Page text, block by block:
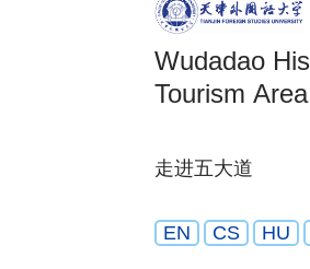
Wudadao
Tourism Area
走进五大道
EN CS HU